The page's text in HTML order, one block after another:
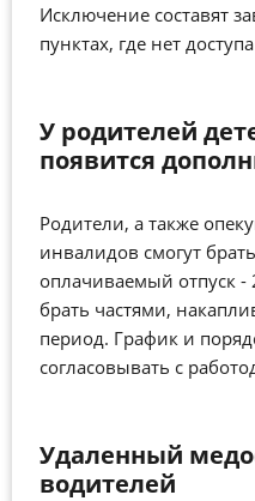
Исключение составят
пунктах, где нет
У родителей
появится
Родители, а также
инвалидов смогут брать
оплачиваемый отпуск
брать частями,
период. График и
согласовывать с
Удаленный
водителей